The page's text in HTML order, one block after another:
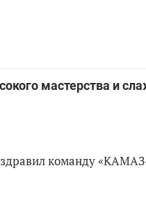
мастерства и
команду